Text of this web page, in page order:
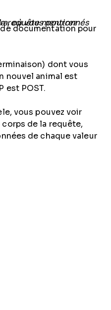
de documentation pour
dont vous
nouvel animal est
est POST.
vous pouvez voir
corps de la requête,
de chaque valeur